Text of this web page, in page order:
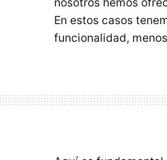
En estos casos
funcionalidad,